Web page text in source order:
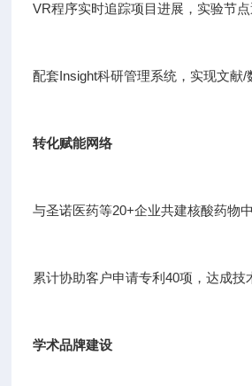
VR程序实时追踪项目进展，实验节
配套Insight科研管理系统，实现文献/
转化赋能网络
与圣诺医药等20+企业共建核酸药物
累计协助客户申请专利40项，达成技
学术品牌建设